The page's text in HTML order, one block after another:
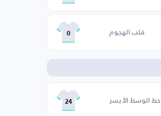
قلب الهجوم 0
خط الوسط الأيسر 24